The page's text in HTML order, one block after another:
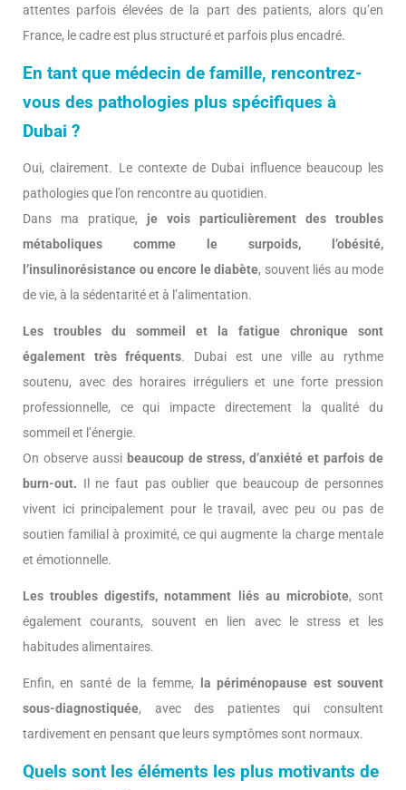
attentes parfois élevées de la part des patients, alors qu’en
France, le cadre est plus structuré et parfois plus encadré.
En tant que médecin de famille, rencontrez-
vous des pathologies plus spécifiques à
Dubai ?
Oui, clairement. Le contexte de Dubai influence beaucoup les
pathologies que l’on rencontre au quotidien.
Dans ma pratique, je vois particulièrement des troubles
métaboliques comme le surpoids, l’obésité,
l’insulinorésistance ou encore le diabète, souvent liés au mode
de vie, à la sédentarité et à l’alimentation.
Les troubles du sommeil et la fatigue chronique sont
également très fréquents. Dubai est une ville au rythme
soutenu, avec des horaires irréguliers et une forte pression
professionnelle, ce qui impacte directement la qualité du
sommeil et l’énergie.
On observe aussi beaucoup de stress, d’anxiété et parfois de
burn-out. Il ne faut pas oublier que beaucoup de personnes
vivent ici principalement pour le travail, avec peu ou pas de
soutien familial à proximité, ce qui augmente la charge mentale
et émotionnelle.
Les troubles digestifs, notamment liés au microbiote, sont
également courants, souvent en lien avec le stress et les
habitudes alimentaires.
Enfin, en santé de la femme,
la périménopause est souvent
sous-diagnostiquée, avec des patientes qui consultent
tardivement en pensant que leurs symptômes sont normaux.
Quels sont les éléments les plus motivants de